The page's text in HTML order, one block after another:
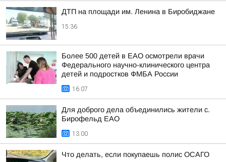
ДТП на площади им. Ленина в Биробиджане
15:36
Более 500 детей в ЕАО осмотрели врачи
Федерального научно-клинического центра
детей и подростков ФМБА России
16:07
Для доброго дела объединились жители с.
Бирофельд ЕАО
13:00
Что делать, если покупаешь полис ОСАГО